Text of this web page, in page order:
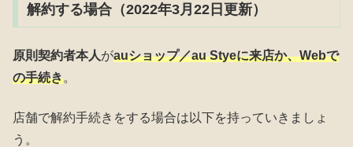
解約する場合（2022年3月22日更新）
原則契約者本人がauショップ／au Styeに来店か、Webで
の手続き。
店舗で解約手続きをする場合は以下を持っていきましょ
う。